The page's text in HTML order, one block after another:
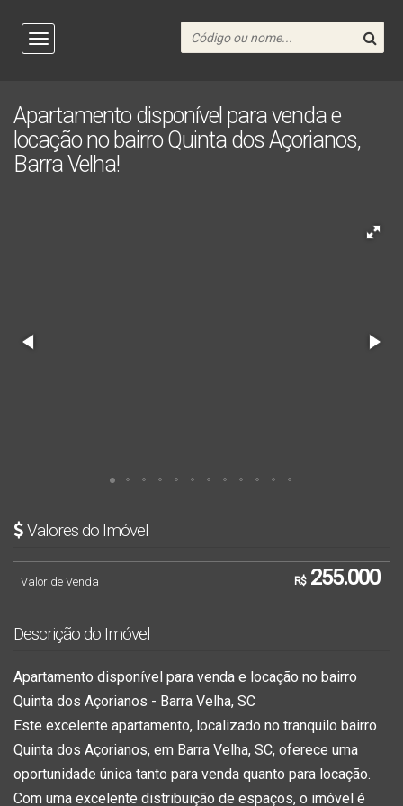
Apartamento disponível para venda e
locação no bairro Quinta dos Açorianos,
Barra Velha!
Valores do Imóvel
R$255.000
Valor de Venda
Descrição do Imóvel
Apartamento disponível para venda e locação no bairro
Quinta dos Açorianos - Barra Velha, SC
Este excelente apartamento, localizado no tranquilo bairro
Quinta dos Açorianos, em Barra Velha, SC, oferece uma
oportunidade única tanto para venda quanto para locação.
Com uma excelente distribuição de espaços, o imóvel é